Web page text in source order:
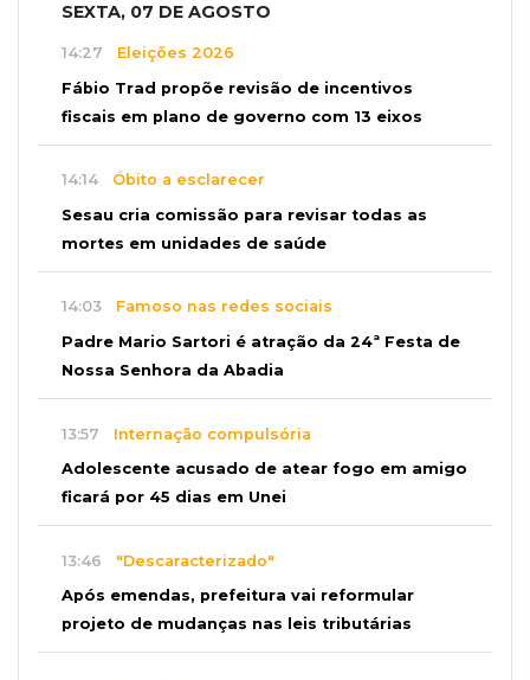
SEXTA, 07 DE AGOSTO
14:27 Eleições 2026
Fábio Trad propõe revisão de incentivos
fiscais em plano de governo com 13 eixos
14:14 Óbito a esclarecer
Sesau cria comissão para revisar todas as
mortes em unidades de saúde
14:03 Famoso nas redes sociais
Padre Mario Sartori é atração da 24ª Festa de
Nossa Senhora da Abadia
13:57 Internação compulsória
Adolescente acusado de atear fogo em amigo
ficará por 45 dias em Unei
13:46 "Descaracterizado"
Após emendas, prefeitura vai reformular
projeto de mudanças nas leis tributárias